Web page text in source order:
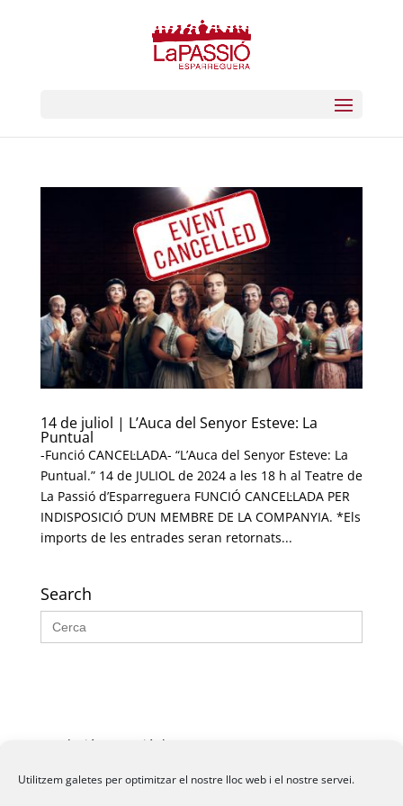
Utilitzem galetes per optimitzar el nostre lloc web i el nostre servei.
14 de juliol | L’Auca del Senyor Esteve: La
Puntual
-Funció CANCEL·LADA- “L’Auca del Senyor Esteve: La
Puntual.” 14 de JULIOL de 2024 a les 18 h al Teatre de
La Passió d’Esparreguera FUNCIÓ CANCEL·LADA PER
INDISPOSICIÓ D’UN MEMBRE DE LA COMPANYIA. *Els
imports de les entrades seran retornats...
Search
Search
for:
Fundació La Passió d’Esparreguera, 2026